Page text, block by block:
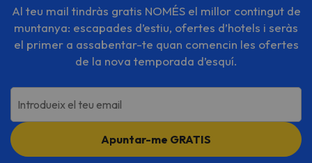
Al teu mail tindràs gratis NOMÉS el millor contingut de
muntanya: escapades d’estiu, ofertes d’hotels i seràs
el primer a assabentar-te quan comencin les ofertes
de la nova temporada d’esquí.
Introdueix el teu email
Apuntar-me GRATIS